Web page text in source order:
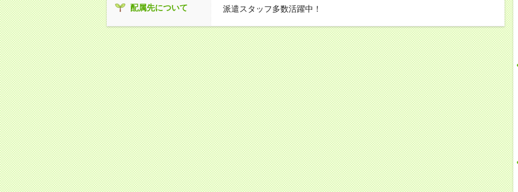
配属先について 派遣スタッフ多数活躍中！